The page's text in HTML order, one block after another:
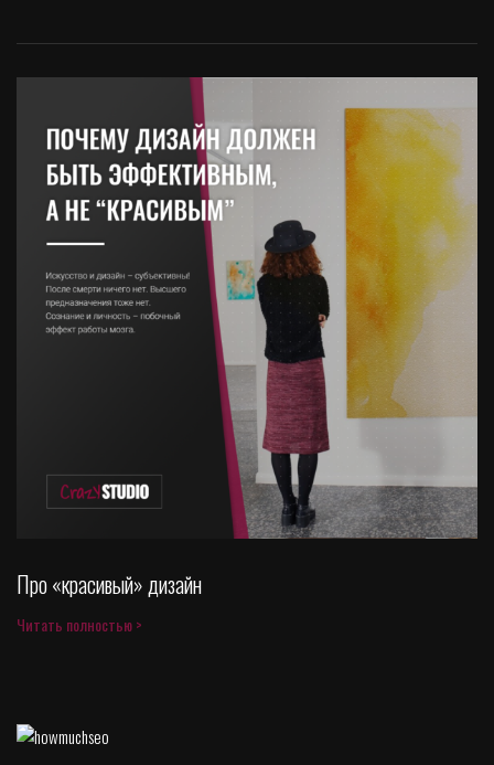
Про «красивый» дизайн
Читать полностью >